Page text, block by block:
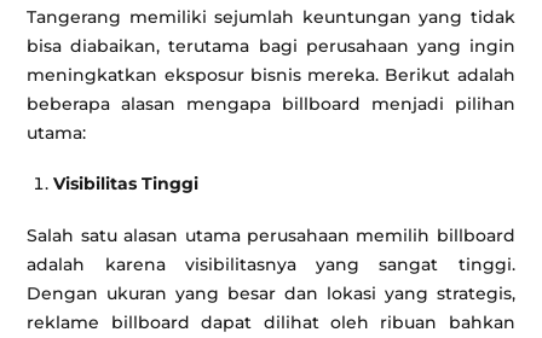
Tangerang memiliki sejumlah keuntungan yang tidak
bisa diabaikan, terutama bagi perusahaan yang ingin
meningkatkan eksposur bisnis mereka. Berikut adalah
beberapa alasan mengapa billboard menjadi pilihan
utama:
Visibilitas Tinggi
Salah satu alasan utama perusahaan memilih billboard
adalah karena visibilitasnya yang sangat tinggi.
Dengan ukuran yang besar dan lokasi yang strategis,
reklame billboard dapat dilihat oleh ribuan bahkan